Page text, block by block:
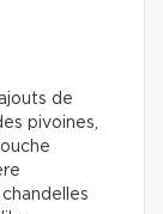
de
pivoines,